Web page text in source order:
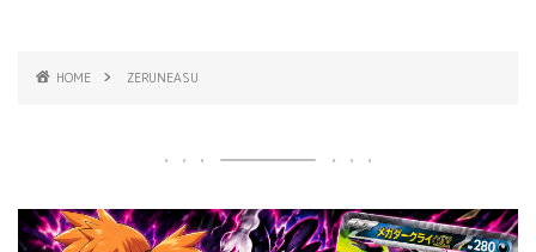
HOME ZERUNEASU